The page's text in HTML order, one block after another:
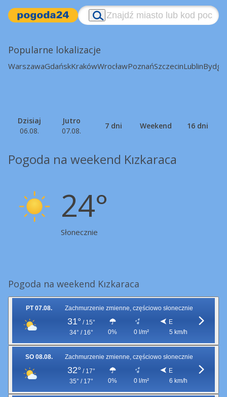
Popularne lokalizacje
WarszawaGdańskKrakówWrocławPoznańSzczecinLublin
Dzisiaj
06.08.
Jutro
07.08.
7 dni Weekend 16 dni
Pogoda na weekend Kızkaraca
24°
Słonecznie
Pogoda na weekend Kızkaraca
PT 07.08. Zachmurzenie zmienne, częściowo słonecznie
31° / 15°
34° / 16°
0% 0 l/m²
E
5 km/h
SO 08.08. Zachmurzenie zmienne, częściowo słonecznie
32° / 17°
35° / 17°
0% 0 l/m²
E
6 km/h